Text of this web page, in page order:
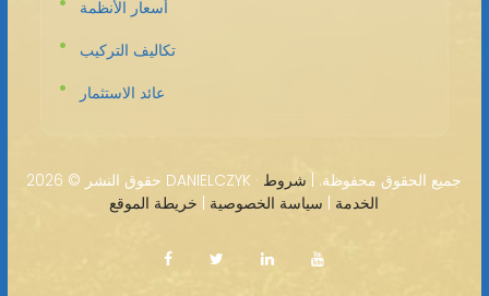
أسعار الأنظمة
تكاليف التركيب
عائد الاستثمار
حقوق النشر © 2026 DANIELCZYK · جميع الحقوق محفوظة. | شروط
الخدمة
سياسة الخصوصية خريطة الموقع